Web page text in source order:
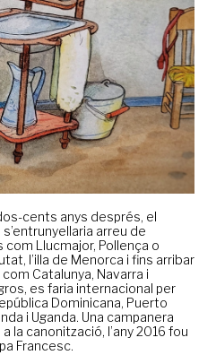
cents anys després, el
arreu de
Llucmajor, Pollença o
l’illa de Menorca i fins arribar
Catalunya, Navarra i
es faria internacional per
Dominicana, Puerto
i Uganda. Una campanera
la canonització, l’any 2016 fou
Francesc.